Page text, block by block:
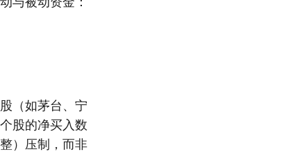
（如茅台、宁
股的净买入数
）压制，而非